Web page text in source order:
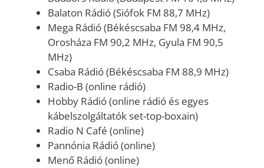
Balaton Rádió (Siófok FM 88,7 MHz)
Mega Rádió (Békéscsaba FM 98,4 MHz,
Orosháza FM 90,2 MHz, Gyula FM 90,5
MHz)
Csaba Rádió (Békéscsaba FM 88,9 MHz)
Radio-B (online rádió)
Hobby Rádió (online rádió és egyes
kábelszolgáltatók set-top-boxain)
Radio N Café (online)
Pannónia Rádió (online)
Menő Rádió (online)